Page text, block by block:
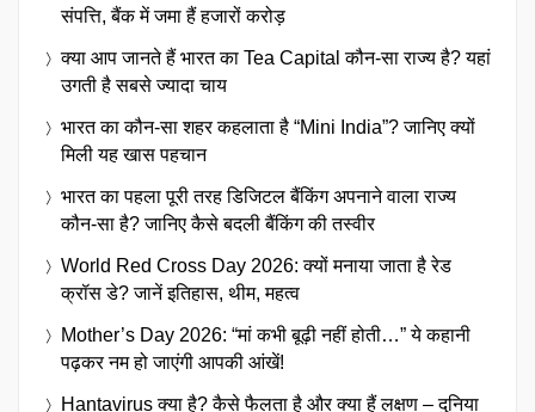
संपत्ति, बैंक में जमा हैं हजारों करोड़
क्या आप जानते हैं भारत का Tea Capital कौन-सा राज्य है? यहां
उगती है सबसे ज्यादा चाय
भारत का कौन-सा शहर कहलाता है “Mini India”? जानिए क्यों
मिली यह खास पहचान
भारत का पहला पूरी तरह डिजिटल बैंकिंग अपनाने वाला राज्य
कौन-सा है? जानिए कैसे बदली बैंकिंग की तस्वीर
World Red Cross Day 2026: क्यों मनाया जाता है रेड
क्रॉस डे? जानें इतिहास, थीम, महत्व
Mother’s Day 2026: “मां कभी बूढ़ी नहीं होती…” ये कहानी
पढ़कर नम हो जाएंगी आपकी आंखें!
Hantavirus क्या है? कैसे फैलता है और क्या हैं लक्षण – दुनिया